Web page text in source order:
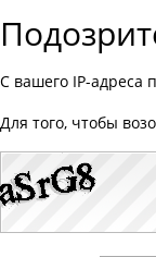
С вашего IP-адреса
Для того, чтобы